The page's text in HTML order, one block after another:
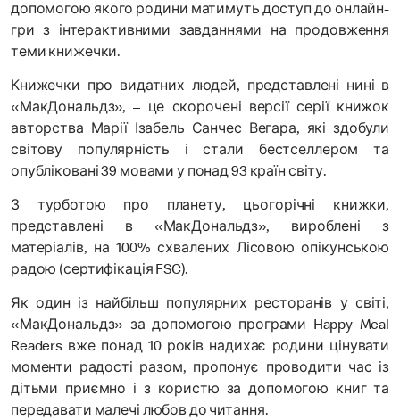
допомогою якого родини матимуть доступ до онлайн-
гри з інтерактивними завданнями на продовження
теми книжечки.
Книжечки про видатних людей, представлені нині в
«МакДональдз», – це скорочені версії серії книжок
авторства Марії Ізабель Санчес Вегара, які здобули
світову популярність і стали бестселлером та
опубліковані 39 мовами у понад 93 країн світу.
З турботою про планету, цьогорічні книжки,
представлені в «МакДональдз», вироблені з
матеріалів, на 100% схвалених Лісовою опікунською
радою (сертифікація FSC).
Як один із найбільш популярних ресторанів у світі,
«МакДональдз» за допомогою програми Happy Meal
Readers вже понад 10 років надихає родини цінувати
моменти радості разом, пропонує проводити час із
дітьми приємно і з користю за допомогою книг та
передавати малечі любов до читання.